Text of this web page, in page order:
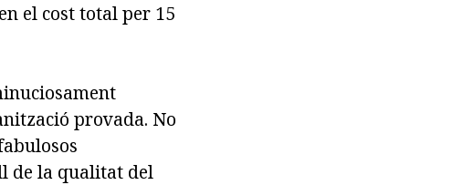
el cost total per 15
provada. No
de la qualitat del